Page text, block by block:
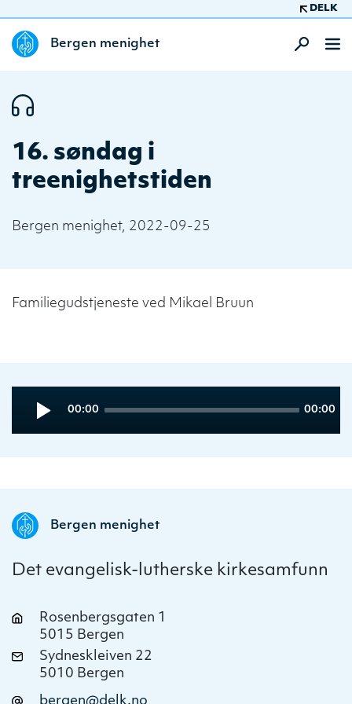
DELK
Bergen menighet
16. søndag i
treenighetstiden
Bergen menighet, 2022-09-25
Familiegudstjeneste ved Mikael Bruun
Player
Current
00:00
Total
00:00
Bergen menighet
Det evangelisk-lutherske kirkesamfunn
Rosenbergsgaten 1
5015 Bergen
Sydneskleiven 22
5010 Bergen
bergen@delk.no